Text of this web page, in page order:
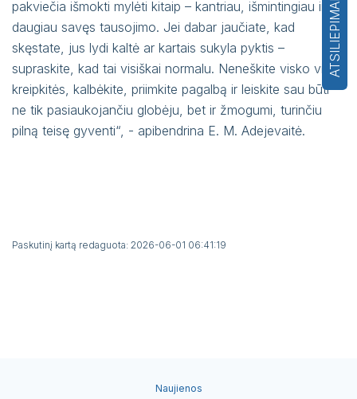
pakviečia išmokti mylėti kitaip – kantriau, išmintingiau ir su
daugiau savęs tausojimo. Jei dabar jaučiate, kad
skęstate, jus lydi kaltė ar kartais sukyla pyktis –
supraskite, kad tai visiškai normalu. Neneškite visko vieni,
kreipkitės, kalbėkite, priimkite pagalbą ir leiskite sau būti
ne tik pasiaukojančiu globėju, bet ir žmogumi, turinčiu
pilną teisę gyventi“, - apibendrina E. M. Adejevaitė.
Paskutinį kartą redaguota: 2026-06-01 06:41:19
Naujienos
ATSILIEPIMAI